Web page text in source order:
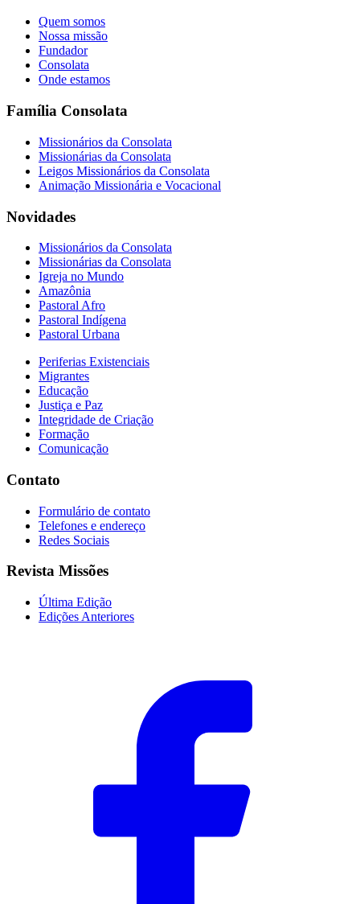
Quem somos
Nossa missão
Fundador
Consolata
Onde estamos
Família Consolata
Missionários da Consolata
Missionárias da Consolata
Leigos Missionários da Consolata
Animação Missionária e Vocacional
Novidades
Missionários da Consolata
Missionárias da Consolata
Igreja no Mundo
Amazônia
Pastoral Afro
Pastoral Indígena
Pastoral Urbana
Periferias Existenciais
Migrantes
Educação
Justiça e Paz
Integridade de Criação
Formação
Comunicação
Contato
Formulário de contato
Telefones e endereço
Redes Sociais
Revista Missões
Última Edição
Edições Anteriores